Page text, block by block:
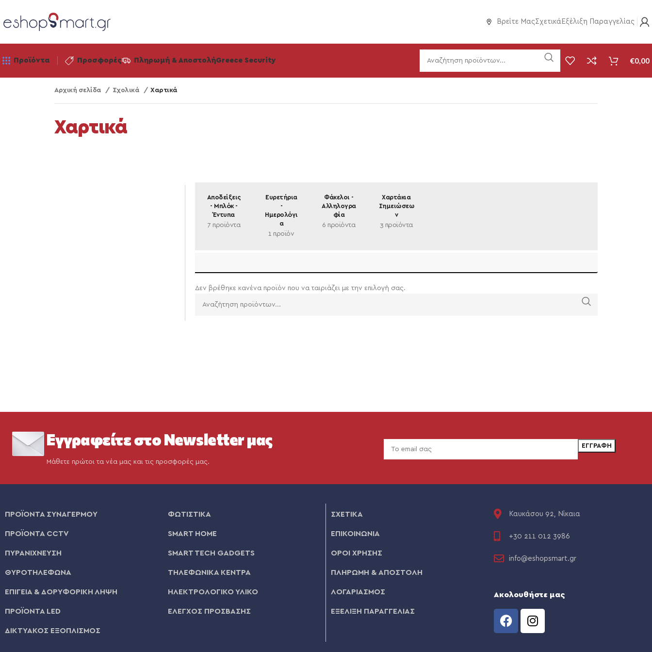
Βρείτε ΜαςΣχετικά Εξέλιξη Παραγγελίας
Προϊόντα Προσφορές Πληρωμή & ΑποστολήGreece Security €0,00
Αρχική σελίδα Σχολικά Χαρτικά
Χαρτικά
Αποδείξεις
- Μπλόκ -
Έντυπα
7 προϊόντα
Ευρετήρια
-
Ημερολόγι
α
1 προϊόν
Φάκελοι -
Αλληλογρα
φία
6 προϊόντα
Χαρτάκια
Σημειώσεω
ν
3 προϊόντα
Δεν βρέθηκε κανένα προϊόν που να ταιριάζει με την επιλογή σας.
Εγγραφείτε στο Newsletter μας
Μάθετε πρώτοι τα νέα μας και τις προσφορές μας.
ΠΡΟΪΟΝΤΑ ΣΥΝΑΓΕΡΜΟΥ
ΠΡΟΪΟΝΤΑ CCTV
ΠΥΡΑΝΙΧΝΕΥΣΗ
ΘΥΡΟΤΗΛΕΦΩΝΑ
ΕΠΙΓΕΙΑ & ΔΟΡΥΦΟΡΙΚΗ ΛΗΨΗ
ΠΡΟΪΟΝΤΑ LED
ΔΙΚΤΥΑΚΟΣ ΕΞΟΠΛΙΣΜΟΣ
ΦΩΤΙΣΤΙΚΑ
SMART HOME
SMART TECH GADGETS
ΤΗΛΕΦΩΝΙΚΑ ΚΕΝΤΡΑ
ΗΛΕΚΤΡΟΛΟΓΙΚΟ ΥΛΙΚΟ
ΕΛΕΓΧΟΣ ΠΡΟΣΒΑΣΗΣ
ΣΧΕΤΙΚΑ
ΕΠΙΚΟΙΝΩΝΙΑ
ΟΡΟΙ ΧΡΗΣΗΣ
ΠΛΗΡΩΜΗ & ΑΠΟΣΤΟΛΗ
ΛΟΓΑΡΙΑΣΜΟΣ
ΕΞΕΛΙΞΗ ΠΑΡΑΓΓΕΛΙΑΣ
Καυκάσου 92, Νίκαια
+30 211 012 3986
info@eshopsmart.gr
Ακολουθήστε μας